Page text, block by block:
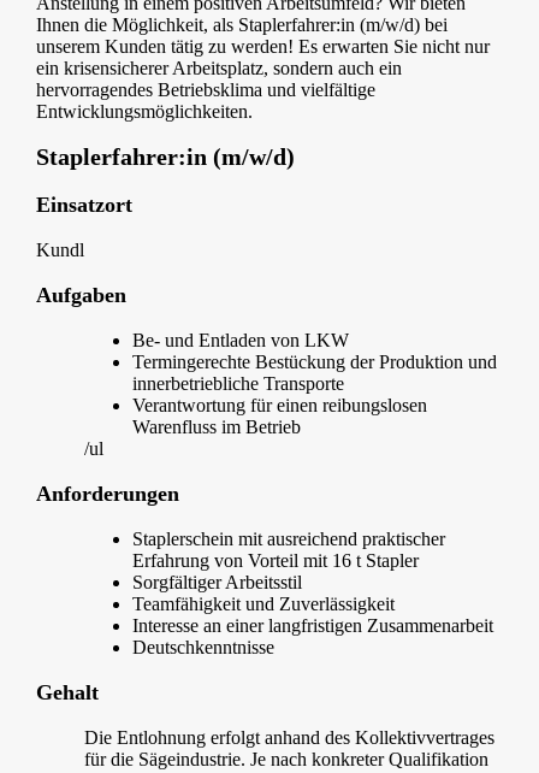
Ihnen die Möglichkeit, als Staplerfahrer:in (m/w/d) bei
unserem Kunden tätig zu werden! Es erwarten Sie nicht nur
ein krisensicherer Arbeitsplatz, sondern auch ein
hervorragendes Betriebsklima und vielfältige
Entwicklungsmöglichkeiten.
Staplerfahrer:in (m/w/d)
Einsatzort
Kundl
Aufgaben
Be- und Entladen von LKW
Termingerechte Bestückung der Produktion und
innerbetriebliche Transporte
Verantwortung für einen reibungslosen
Warenfluss im Betrieb
/ul
Anforderungen
Staplerschein mit ausreichend praktischer
Erfahrung von Vorteil mit 16 t Stapler
Sorgfältiger Arbeitsstil
Teamfähigkeit und Zuverlässigkeit
Interesse an einer langfristigen Zusammenarbeit
Deutschkenntnisse
Gehalt
Die Entlohnung erfolgt anhand des Kollektivvertrages
für die Sägeindustrie. Je nach konkreter Qualifikation